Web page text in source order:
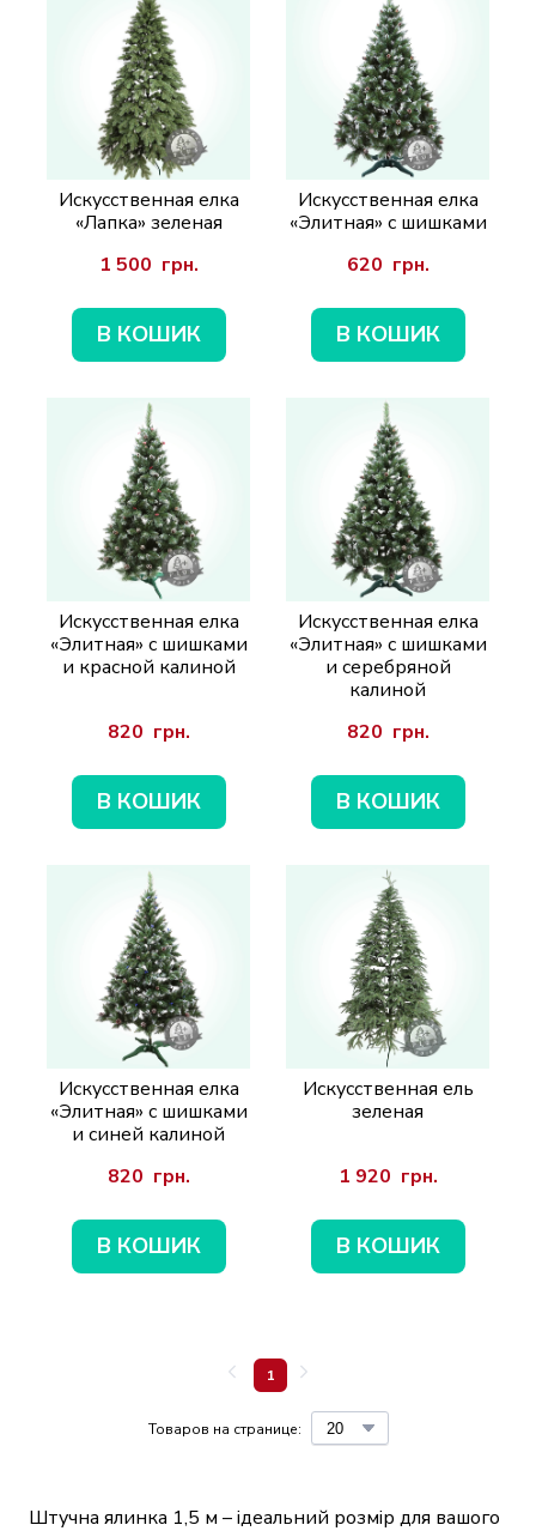
Искусственная елка
«Лапка» зеленая
1 500  грн.
В КОШИК
Искусственная елка
«Элитная» с шишками
620  грн.
В КОШИК
Искусственная елка
«Элитная» с шишками
и красной калиной
820  грн.
В КОШИК
Искусственная елка
«Элитная» с шишками
и серебряной
калиной
820  грн.
В КОШИК
Искусственная елка
«Элитная» с шишками
и синей калиной
820  грн.
В КОШИК
Искусственная ель
зеленая
1 920  грн.
В КОШИК
Товаров на странице:
1
Штучна ялинка 1,5 м – ідеальний розмір для вашого